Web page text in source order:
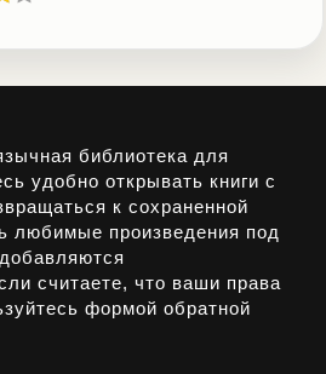
библиотека для
удобно открывать книги с
к сохраненной
любимые произведения под
считаете, что ваши права
формой обратной